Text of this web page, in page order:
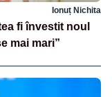
Ionuț Nichita
fi învestit noul
mai mari”